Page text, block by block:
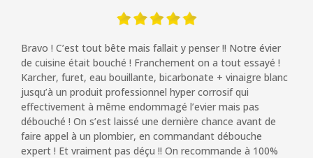
Bravo ! C’est tout bête mais fallait y penser !! Notre évier
de cuisine était bouché ! Franchement on a tout essayé !
Karcher, furet, eau bouillante, bicarbonate + vinaigre blanc
jusqu’à un produit professionnel hyper corrosif qui
effectivement à même endommagé l’evier mais pas
débouché ! On s’est laissé une dernière chance avant de
faire appel à un plombier, en commandant débouche
expert ! Et vraiment pas déçu !! On recommande à 100%